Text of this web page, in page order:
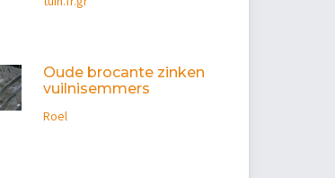
Oude brocante zinken
vuilnisemmers
Roel